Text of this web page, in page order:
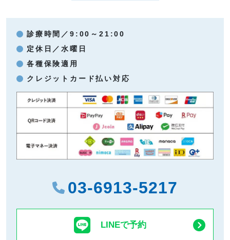
診療時間／9:00～21:00
定休日／水曜日
各種保険適用
クレジットカード払い対応
03-6913-5217
LINEで予約